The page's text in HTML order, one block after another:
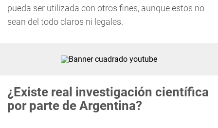
pueda ser utilizada con otros fines, aunque estos no
sean del todo claros ni legales.
¿Existe real investigación científica
por parte de Argentina?